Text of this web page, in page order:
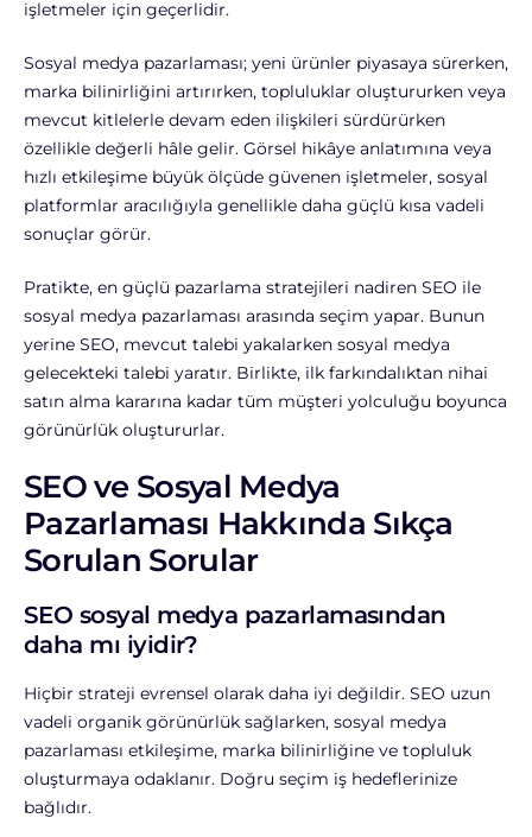
işletmeler için geçerlidir.
Sosyal medya pazarlaması; yeni ürünler piyasaya sürerken,
marka bilinirliğini artırırken, topluluklar oluştururken veya
mevcut kitlelerle devam eden ilişkileri sürdürürken
özellikle değerli hâle gelir. Görsel hikâye anlatımına veya
hızlı etkileşime büyük ölçüde güvenen işletmeler, sosyal
platformlar aracılığıyla genellikle daha güçlü kısa vadeli
sonuçlar görür.
Pratikte, en güçlü pazarlama stratejileri nadiren SEO ile
sosyal medya pazarlaması arasında seçim yapar. Bunun
yerine SEO, mevcut talebi yakalarken sosyal medya
gelecekteki talebi yaratır. Birlikte, ilk farkındalıktan nihai
satın alma kararına kadar tüm müşteri yolculuğu boyunca
görünürlük oluştururlar.
SEO ve Sosyal Medya
Pazarlaması Hakkında Sıkça
Sorulan Sorular
SEO sosyal medya pazarlamasından
daha mı iyidir?
Hiçbir strateji evrensel olarak daha iyi değildir. SEO uzun
vadeli organik görünürlük sağlarken, sosyal medya
pazarlaması etkileşime, marka bilinirliğine ve topluluk
oluşturmaya odaklanır. Doğru seçim iş hedeflerinize
bağlıdır.